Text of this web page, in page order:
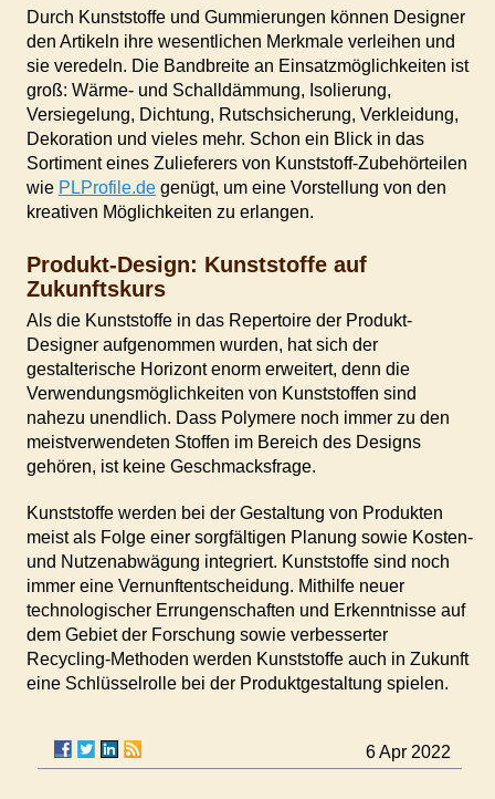
Durch Kunststoffe und Gummierungen können Designer
den Artikeln ihre wesentlichen Merkmale verleihen und
sie veredeln. Die Bandbreite an Einsatzmöglichkeiten ist
groß: Wärme- und Schalldämmung, Isolierung,
Versiegelung, Dichtung, Rutschsicherung, Verkleidung,
Dekoration und vieles mehr. Schon ein Blick in das
Sortiment eines Zulieferers von Kunststoff-Zubehörteilen
wie PLProfile.degenügt, um eine Vorstellung von den
kreativen Möglichkeiten zu erlangen.
Produkt-Design: Kunststoffe auf
Zukunftskurs
Als die Kunststoffe in das Repertoire der Produkt-
Designer aufgenommen wurden, hat sich der
gestalterische Horizont enorm erweitert, denn die
Verwendungsmöglichkeiten von Kunststoffen sind
nahezu unendlich. Dass Polymere noch immer zu den
meistverwendeten Stoffen im Bereich des Designs
gehören, ist keine Geschmacksfrage.
Kunststoffe werden bei der Gestaltung von Produkten
meist als Folge einer sorgfältigen Planung sowie Kosten-
und Nutzenabwägung integriert. Kunststoffe sind noch
immer eine Vernunftentscheidung. Mithilfe neuer
technologischer Errungenschaften und Erkenntnisse auf
dem Gebiet der Forschung sowie verbesserter
Recycling-Methoden werden Kunststoffe auch in Zukunft
eine Schlüsselrolle bei der Produktgestaltung spielen.
6 Apr 2022